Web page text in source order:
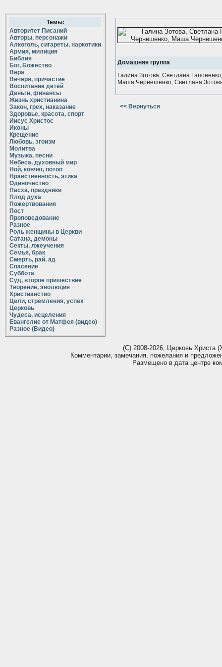
Темы:
Авторитет Писаний
Авторы, персонажи
Алкоголь, сигареты, наркотики
Армия, милиция
Библия
Бог, Божество
Вера
Вечеря, причастие
Воспитание детей
Деньги, финансы
Жизнь христианина
Закон, грех, наказание
Здоровье, красота, спорт
Иисус Христос
Иконы
Крещение
Любовь, эгоизм
Молитва
Музыка, песни
Небеса, духовный мир
Ной, ковчег, потоп
Нравственность, этика
Одиночество
Пасха, праздники
Плод духа
Пожертвования
Пост
Проповедование
Разное
Роль женщины в Церкви
Сатана, демоны
Секты, лжеучения
Семья, брак
Смерть, рай, ад
Спасение
Суббота
Суд, второе пришествие
Творение, эволюция
Христианство
Цели, стремления, успех
Церковь
Чудеса, исцеления
Евангелие от Матфея (видео)
Разное (Видео)
Домашняя группа
Галина Зотова, Светлана
Маша Чернешенко, Светлана
<< Вернуться
(С) 2008-2026, Церковь Христа
Комментарии, замечания, пожелания и
Размещено в дата центре